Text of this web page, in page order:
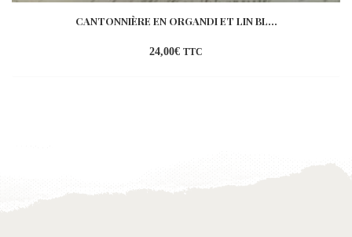
CANTONNIÈRE EN ORGANDI ET LIN BL...
24,00€ TTC